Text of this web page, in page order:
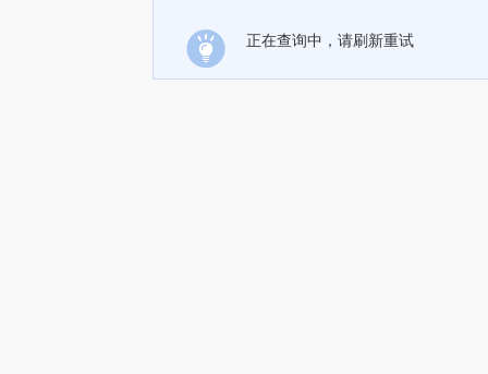
正在查询中，请刷新重试